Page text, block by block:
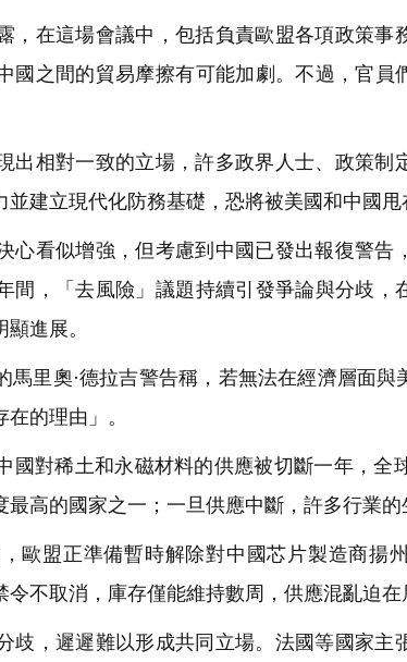
，在這場會議中，包括負責歐盟各項政策事
國之間的貿易摩擦有可能加劇。不過，官員
出相對一致的立場，許多政界人士、政策制
建立現代化防務基礎，恐將被美國和中國甩
心看似增強，但考慮到中國已發出報復警告
間，「去風險」議題持續引發爭論與分歧，
進展。
馬里奧·德拉吉警告稱，若無法在經濟層面與
的理由」。
國對稀土和永磁材料的供應被切斷一年，全
高的國家之一；一旦供應中斷，許多行業的
歐盟正準備暫時解除對中國芯片製造商揚
不取消，庫存僅能維持數周，供應混亂迫在
歧，遲遲難以形成共同立場。法國等國家主